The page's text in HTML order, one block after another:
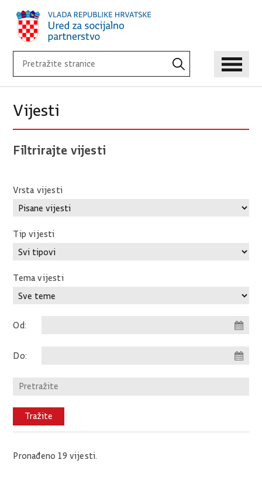
Vijesti
Filtrirajte vijesti
Vrsta vijesti
Tip vijesti
Tema vijesti
Od:
Do:
Pronađeno 19 vijesti.